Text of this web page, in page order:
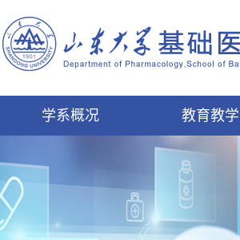
学系概况 教育教学